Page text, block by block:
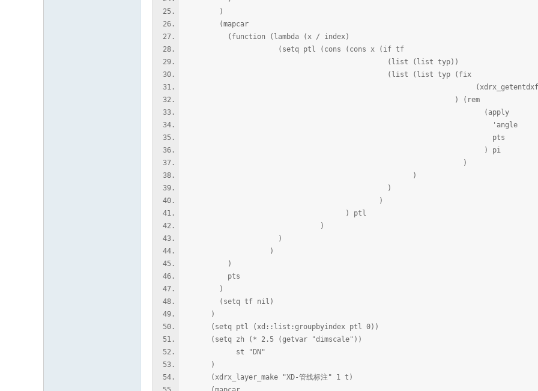
)
(mapcar
(function (lambda (x / index)
(setq ptl (cons (cons x (if tf
(list (list typ))
(list (list typ (fix
(xdrx_getentdxf
) (rem
(apply
'angle
pts
) pi
)
)
)
)
) ptl
)
)
)
)
pts
)
(setq tf nil)
)
(setq ptl (xd::list:groupbyindex ptl 0))
(setq zh (* 2.5 (getvar "dimscale"))
st "DN"
)
(xdrx_layer_make "XD-管线标注" 1 t)